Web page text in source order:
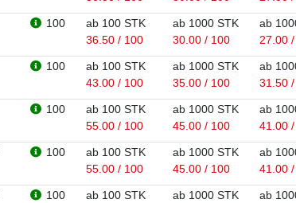
100
ab 100 STK
36.50 / 100
ab 1000 STK
30.00 / 100
ab
27.00
100
ab 100 STK
43.00 / 100
ab 1000 STK
35.00 / 100
ab
31.50
100
ab 100 STK
55.00 / 100
ab 1000 STK
45.00 / 100
ab
41.00
100
ab 100 STK
55.00 / 100
ab 1000 STK
45.00 / 100
ab
41.00
100
ab 100 STK
ab 1000 STK
ab